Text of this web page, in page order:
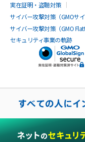
実在証明・盗聴対策
サイバー攻撃対策（GMOサ
サイバー攻撃対策（GMO Flatt
セキュリティ事業の軌跡